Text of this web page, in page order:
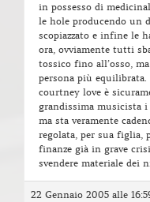
in possesso di
le hole producendo un
scopiazzato e infine le
ora, ovviamente tutti
tossico fino all’osso,
persona più equilibrata.
courtney love è
grandissima musicista
ma sta veramente
regolata, per sua figlia,
finanze già in grave
svendere materiale dei
22 Gennaio 2005 alle